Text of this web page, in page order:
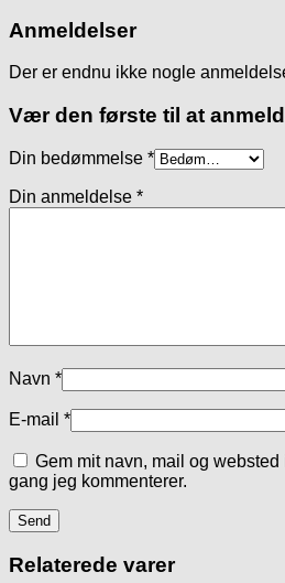
Anmeldelser
Der er endnu ikke nogle
Vær den første til at
Din bedømmelse *
Din anmeldelse *
Navn *
E-mail *
Gem mit navn, mail og
gang jeg kommenterer.
Relaterede varer